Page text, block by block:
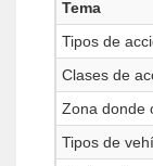
Tema
Tipos de
Clases de
Zona donde
Tipos de